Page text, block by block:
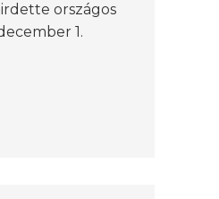
országos
1.